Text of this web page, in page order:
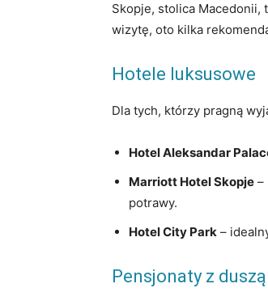
Skopje, stolica‍
wizytę, oto​ kilka
Hotele⁢ luksusowe
Dla tych, którzy ‍pragną
Hotel Aleksandar⁤
Marriott Hotel Skopje –
potrawy.
Hotel City Park –
Pensjonaty z duszą